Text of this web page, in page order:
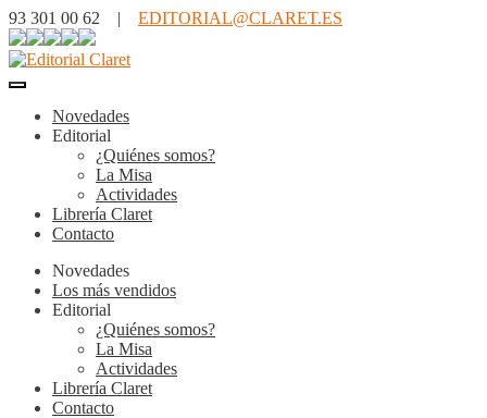
93 301 00 62 | EDITORIAL@CLARET.ES
Novedades
Editorial
¿Quiénes somos?
La Misa
Actividades
Librería Claret
Contacto
Novedades
Los más vendidos
Editorial
¿Quiénes somos?
La Misa
Actividades
Librería Claret
Contacto